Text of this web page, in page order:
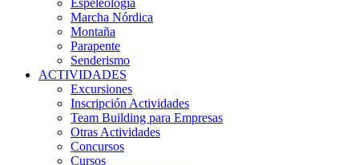
Espeleología
Marcha Nórdica
Montaña
Parapente
Senderismo
ACTIVIDADES
Excursiones
Inscripción Actividades
Team Building para Empresas
Otras Actividades
Concursos
Cursos